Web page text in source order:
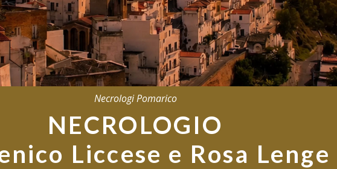
Necrologi Pomarico
NECROLOGIO
Liccese e Rosa Lenge